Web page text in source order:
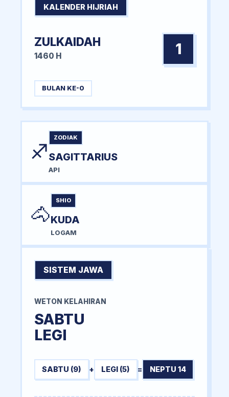
KALENDER HIJRIAH
ZULKAIDAH
1460 H 1
BULAN KE-0
♐
ZODIAK
SAGITTARIUS
API
🐴
SHIO
KUDA
LOGAM
SISTEM JAWA
WETON KELAHIRAN
SABTU
LEGI
SABTU (9) + LEGI (5) = NEPTU 14